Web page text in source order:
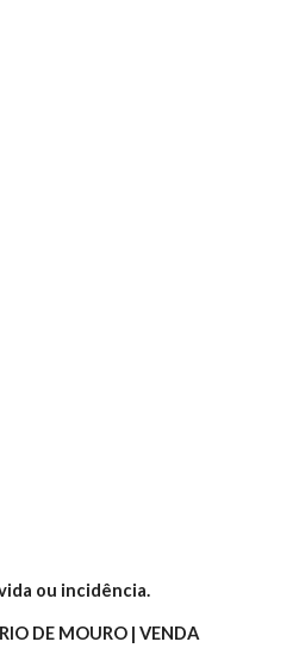
ou incidência.
DE MOURO | VENDA